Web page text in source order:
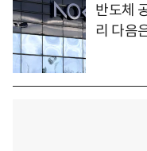
반도체
리 다음